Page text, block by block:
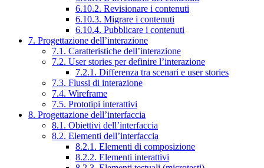
6.10.2. Revisionare i contenuti
6.10.3. Migrare i contenuti
6.10.4. Pubblicare i contenuti
7. Progettazione dell’interazione
7.1. Caratteristiche dell’interazione
7.2. User stories per definire l’interazione
7.2.1. Differenza tra scenari e user stories
7.3. Flussi di interazione
7.4. Wireframe
7.5. Prototipi interattivi
8. Progettazione dell’interfaccia
8.1. Obiettivi dell’interfaccia
8.2. Elementi dell’interfaccia
8.2.1. Elementi di composizione
8.2.2. Elementi interattivi